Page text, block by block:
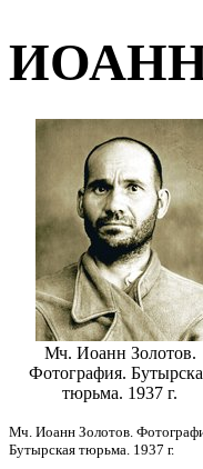
Мч. Иоанн Золотов.
Фотография.
тюрьма. 1937 г.
Мч. Иоанн Золотов.
Бутырская тюрьма. 1937 г.